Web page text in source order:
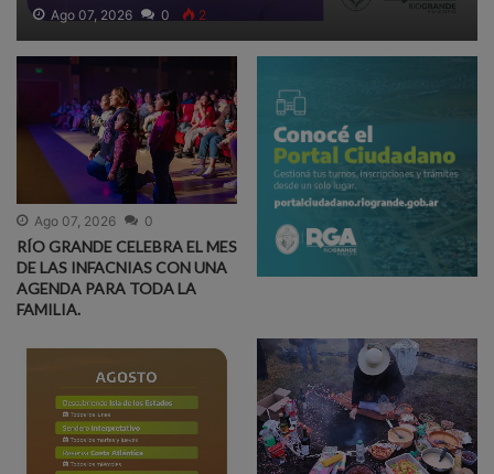
Ago 07, 2026 0 2
Ago 07, 2026 0
RÍO GRANDE CELEBRA EL MES
DE LAS INFACNIAS CON UNA
AGENDA PARA TODA LA
FAMILIA.